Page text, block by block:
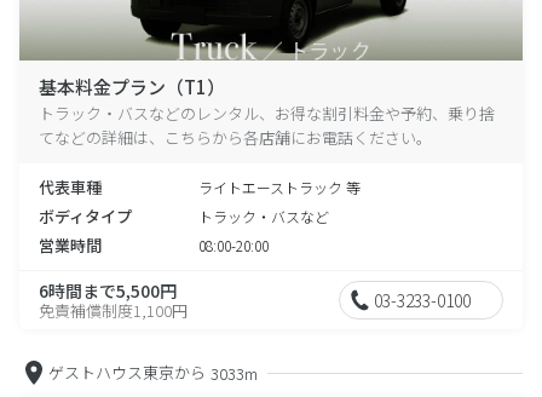
基本料金プラン（T1）
トラック・バスなどのレンタル、お得な割引料金や予約、乗り捨
てなどの詳細は、こちらから各店舗にお電話ください。
代表車種 ライトエーストラック 等
ボディタイプ トラック・バスなど
営業時間 08:00-20:00
6時間まで5,500円
免責補償制度1,100円 03-3233-0100
ゲストハウス東京から 3033m